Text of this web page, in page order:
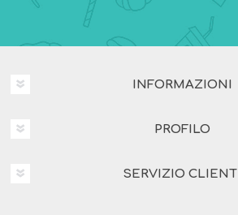
INFORMAZIONI
PROFILO
SERVIZIO CLIENTI